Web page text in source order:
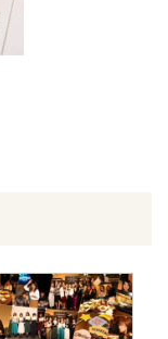
n